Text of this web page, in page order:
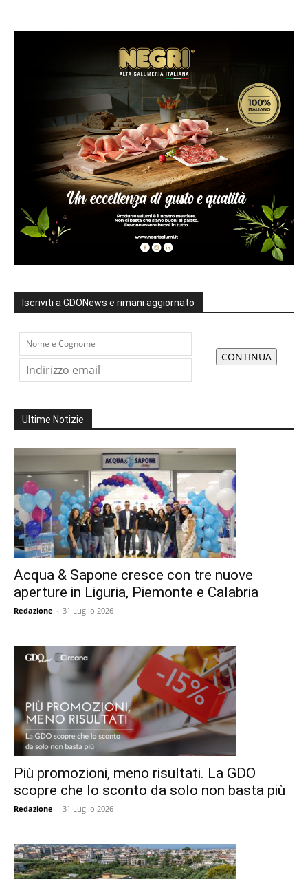
Iscriviti a GDONews e rimani aggiornato
Ultime Notizie
Acqua & Sapone cresce con tre nuove
aperture in Liguria, Piemonte e Calabria
Redazione - 31 Luglio 2026
Più promozioni, meno risultati. La GDO
scopre che lo sconto da solo non basta più
Redazione - 31 Luglio 2026